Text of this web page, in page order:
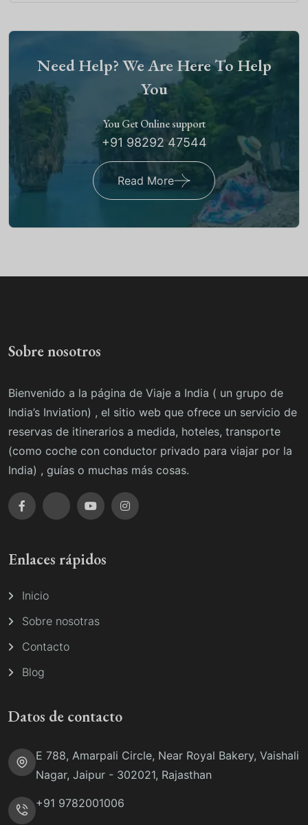
Need Help? We Are Here To Help
You
You Get Online support
+91 98292 47544
Read More
Sobre nosotros
Bienvenido a la página de Viaje a India ( un grupo de
India’s Inviation) , el sitio web que ofrece un servicio de
reservas de itinerarios a medida, hoteles, transporte
(como coche con conductor privado para viajar por la
India) , guías o muchas más cosas.
Enlaces rápidos
Inicio
Sobre nosotras
Contacto
Blog
Datos de contacto
E 788, Amarpali Circle, Near Royal Bakery, Vaishali
Nagar, Jaipur - 302021, Rajasthan
+91 9782001006